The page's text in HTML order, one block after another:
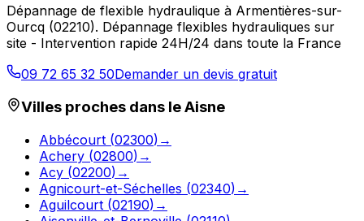
Dépannage de flexible hydraulique à Armentières-sur-
Ourcq (02210). Dépannage flexibles hydrauliques sur
site - Intervention rapide 24H/24 dans toute la France
09 72 65 32 50Demander un devis gratuit
Villes proches dans leAisne
Abbécourt (02300) →
Achery (02800) →
Acy (02200) →
Agnicourt-et-Séchelles (02340) →
Aguilcourt (02190) →